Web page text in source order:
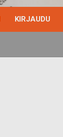
KIRJAUDU